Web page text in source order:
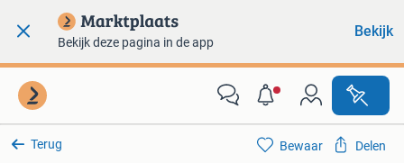
Bekijk deze pagina in de app
Bekijk
Terug Bewaar Delen